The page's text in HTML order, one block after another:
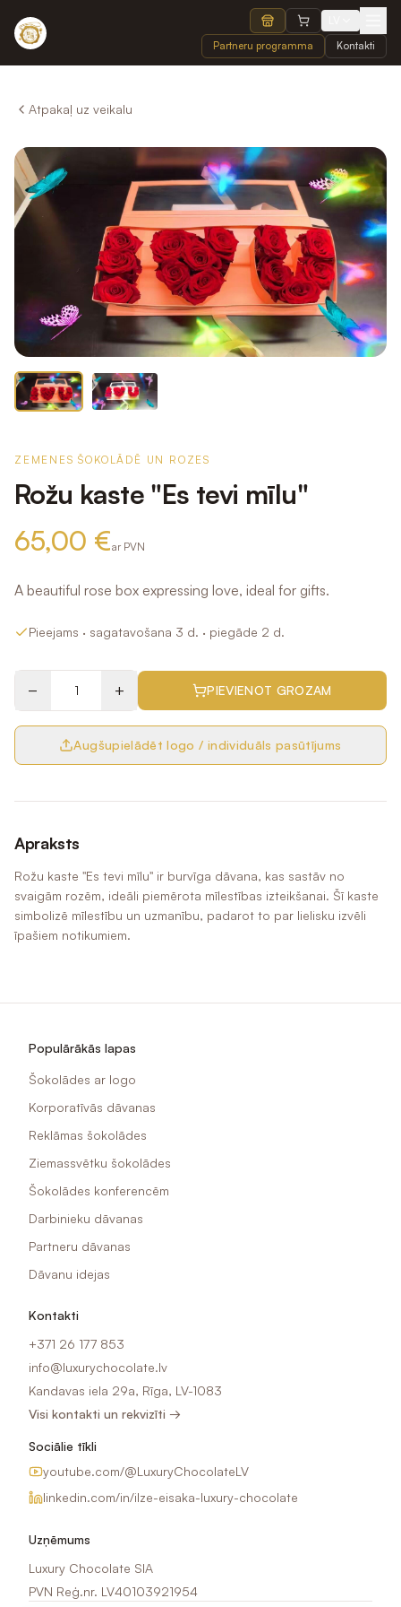
Partneru programma Kontakti
Atpakaļ uz veikalu
ZEMENES ŠOKOLĀDĒ UN ROZES
Rožu kaste "Es tevi mīlu"
65,00 €ar PVN
A beautiful rose box expressing love, ideal for gifts.
Pieejams · sagatavošana 3 d. · piegāde 2 d.
− + PIEVIENOT GROZAM
Augšupielādēt logo / individuāls pasūtījums
Apraksts
Rožu kaste "Es tevi mīlu" ir burvīga dāvana, kas sastāv no
svaigām rozēm, ideāli piemērota mīlestības izteikšanai. Šī kaste
simbolizē mīlestību un uzmanību, padarot to par lielisku izvēli
īpašiem notikumiem.
Populārākās lapas
Šokolādes ar logo
Korporatīvās dāvanas
Reklāmas šokolādes
Ziemassvētku šokolādes
Šokolādes konferencēm
Darbinieku dāvanas
Partneru dāvanas
Dāvanu idejas
Kontakti
+371 26 177 853
info@luxurychocolate.lv
Kandavas iela 29a, Rīga, LV-1083
Visi kontakti un rekvizīti →
Sociālie tīkli
youtube.com/@LuxuryChocolateLV
linkedin.com/in/ilze-eisaka-luxury-chocolate
Uzņēmums
Luxury Chocolate SIA
PVN Reģ.nr. LV40103921954